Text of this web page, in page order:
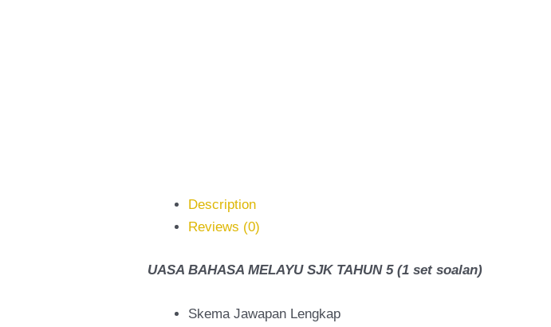
Description
Reviews (0)
UASA BAHASA MELAYU SJK TAHUN 5 (1 set soalan)
Skema Jawapan Lengkap